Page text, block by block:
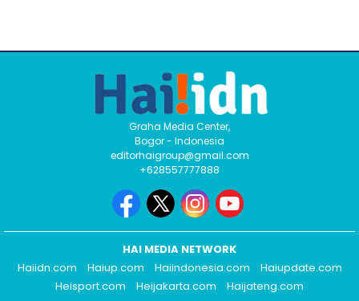
Graha Media Center,
Bogor - Indonesia
editorhaigroup@gmail.com
+628557777888
HAI MEDIA NETWORK
Haiidn.com
Haiup.com Haiindonesia.com
Haiupdate.com
Heisport.com
Heijakarta.com
Haijateng.com